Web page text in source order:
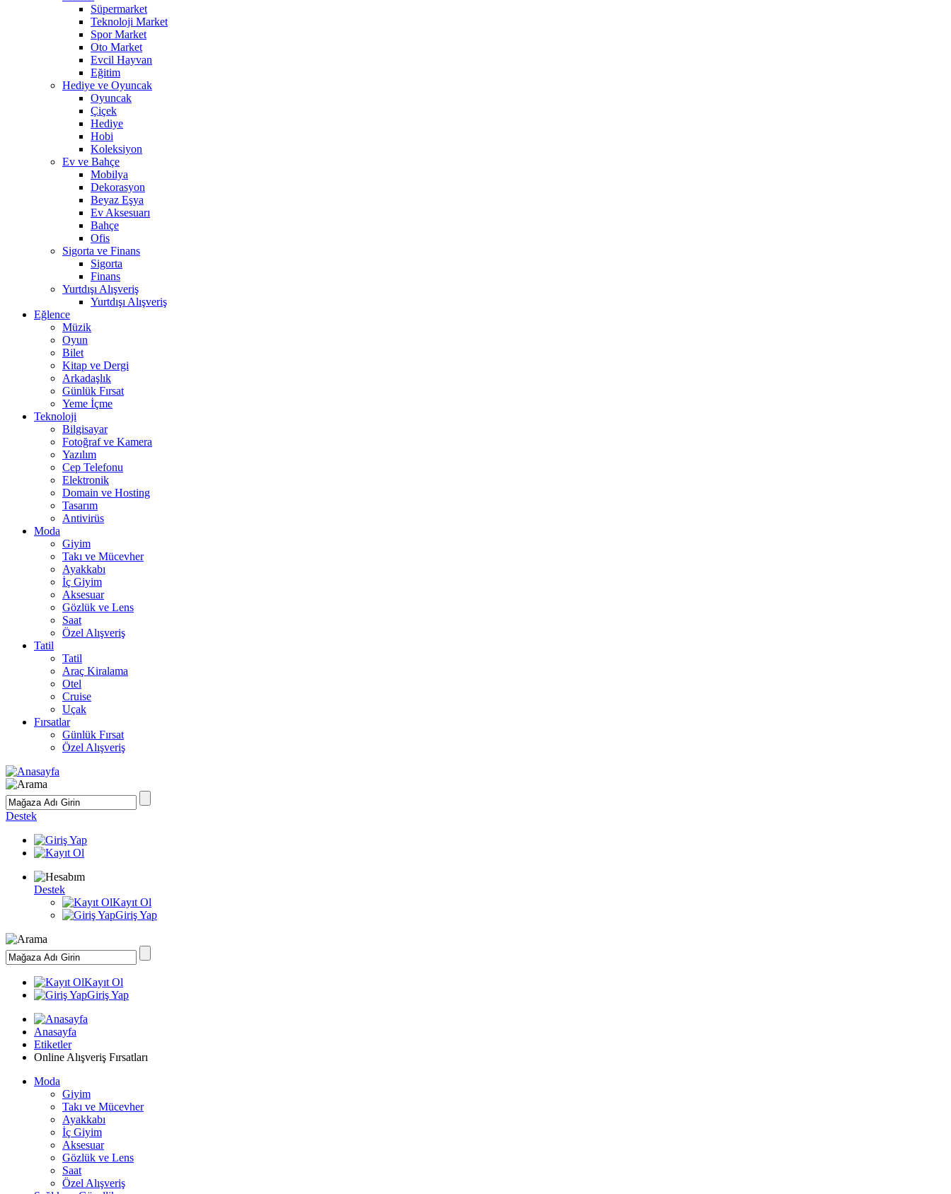
Süpermarket
Teknoloji Market
Spor Market
Oto Market
Evcil Hayvan
Eğitim
Hediye ve Oyuncak
Oyuncak
Çiçek
Hediye
Hobi
Koleksiyon
Ev ve Bahçe
Mobilya
Dekorasyon
Beyaz Eşya
Ev Aksesuarı
Bahçe
Ofis
Sigorta ve Finans
Sigorta
Finans
Yurtdışı Alışveriş
Yurtdışı Alışveriş
Eğlence
Müzik
Oyun
Bilet
Kitap ve Dergi
Arkadaşlık
Günlük Fırsat
Yeme İçme
Teknoloji
Bilgisayar
Fotoğraf ve Kamera
Yazılım
Cep Telefonu
Elektronik
Domain ve Hosting
Tasarım
Antivirüs
Moda
Giyim
Takı ve Mücevher
Ayakkabı
İç Giyim
Aksesuar
Gözlük ve Lens
Saat
Özel Alışveriş
Tatil
Tatil
Araç Kiralama
Otel
Cruise
Uçak
Fırsatlar
Günlük Fırsat
Özel Alışveriş
Destek
Destek
Kayıt Ol
Giriş Yap
Kayıt Ol
Giriş Yap
Anasayfa
Etiketler
Online Alışveriş Fırsatları
Moda
Giyim
Takı ve Mücevher
Ayakkabı
İç Giyim
Aksesuar
Gözlük ve Lens
Saat
Özel Alışveriş